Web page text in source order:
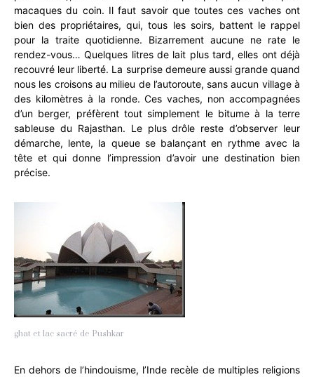
macaques du coin. Il faut savoir que toutes ces vaches ont
bien des propriétaires, qui, tous les soirs, battent le rappel
pour la traite quotidienne. Bizarrement aucune ne rate le
rendez-vous… Quelques litres de lait plus tard, elles ont déjà
recouvré leur liberté. La surprise demeure aussi grande quand
nous les croisons au milieu de l’autoroute, sans aucun village à
des kilomètres à la ronde. Ces vaches, non accompagnées
d’un berger, préfèrent tout simplement le bitume à la terre
sableuse du Rajasthan. Le plus drôle reste d’observer leur
démarche, lente, la queue se balançant en rythme avec la
tête et qui donne l’impression d’avoir une destination bien
précise.
ghat et lac sacré de Pushkar
En dehors de l’hindouisme, l’Inde recèle de multiples religions